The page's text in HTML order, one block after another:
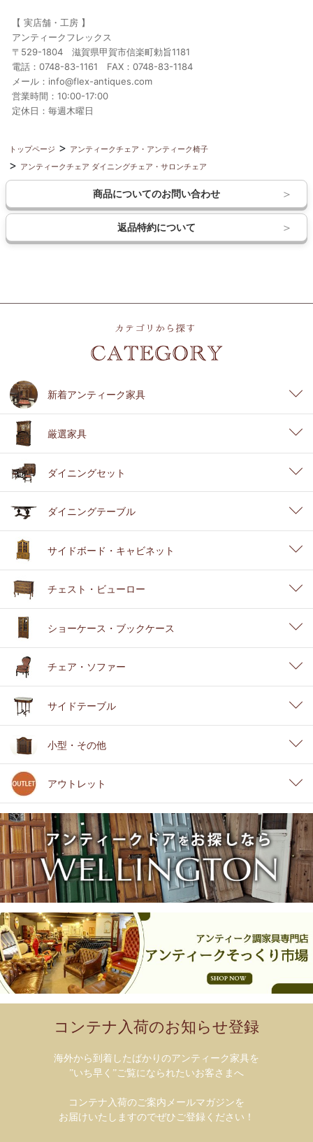
【 実店舗・工房 】
アンティークフレックス
〒529-1804 滋賀県甲賀市信楽町勅旨1181
電話：0748-83-1161 FAX：0748-83-1184
メール：info@flex-antiques.com
営業時間：10:00-17:00
定休日：毎週木曜日
トップページ
アンティークチェア・アンティーク椅子
アンティークチェア ダイニングチェア・サロンチェア
商品についてのお問い合わせ
返品特約について
新着アンティーク家具
厳選家具
ダイニングセット
ダイニングテーブル
サイドボード・キャビネット
チェスト・ビューロー
ショーケース・ブックケース
チェア・ソファー
サイドテーブル
小型・その他
アウトレット
コンテナ入荷のお知らせ登録
海外から到着したばかりのアンティーク家具を
”いち早く”ご覧になられたいお客さまへ
コンテナ入荷のご案内メールマガジンを
お届けいたしますのでぜひご登録ください！